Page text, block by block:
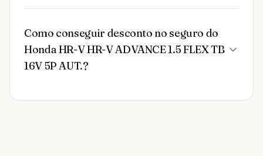
Como conseguir desconto no seguro do
Honda HR-V HR-V ADVANCE 1.5 FLEX TB
16V 5P AUT.?